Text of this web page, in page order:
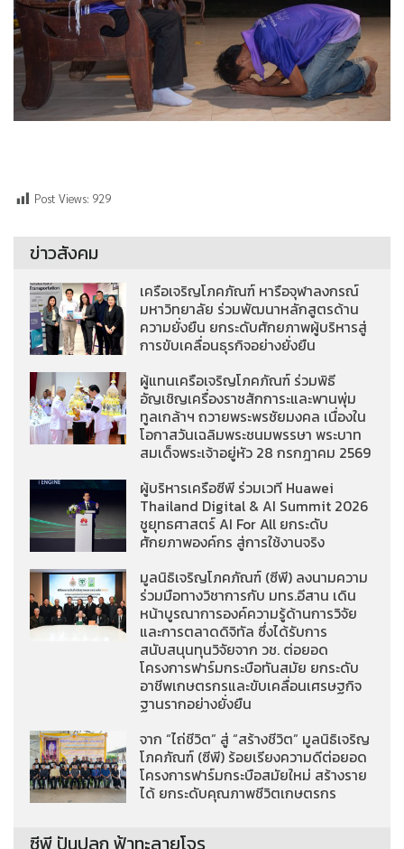
Post Views: 929
ข่าวสังคม
เครือเจริญโภคภัณฑ์ หารือจุฬาลงกรณ์
มหาวิทยาลัย ร่วมพัฒนาหลักสูตรด้าน
ความยั่งยืน ยกระดับศักยภาพผู้บริหารสู่
การขับเคลื่อนธุรกิจอย่างยั่งยืน
ผู้แทนเครือเจริญโภคภัณฑ์ ร่วมพิธี
อัญเชิญเครื่องราชสักการะและพานพุ่ม
ทูลเกล้าฯ ถวายพระพรชัยมงคล เนื่องใน
โอกาสวันเฉลิมพระชนมพรรษา พระบาท
สมเด็จพระเจ้าอยู่หัว 28 กรกฎาคม 2569
ผู้บริหารเครือซีพี ร่วมเวที Huawei
Thailand Digital & AI Summit 2026
ชูยุทธศาสตร์ AI For All ยกระดับ
ศักยภาพองค์กร สู่การใช้งานจริง
มูลนิธิเจริญโภคภัณฑ์ (ซีพี) ลงนามความ
ร่วมมือทางวิชาการกับ มทร.อีสาน เดิน
หน้าบูรณาการองค์ความรู้ด้านการวิจัย
และการตลาดดิจิทัล ซึ่งได้รับการ
สนับสนุนทุนวิจัยจาก วช. ต่อยอด
โครงการฟาร์มกระบือทันสมัย ยกระดับ
อาชีพเกษตรกรและขับเคลื่อนเศรษฐกิจ
ฐานรากอย่างยั่งยืน
จาก “ไถ่ชีวิต” สู่ “สร้างชีวิต” มูลนิธิเจริญ
โภคภัณฑ์ (ซีพี) ร้อยเรียงความดีต่อยอด
โครงการฟาร์มกระบือสมัยใหม่ สร้างราย
ได้ ยกระดับคุณภาพชีวิตเกษตรกร